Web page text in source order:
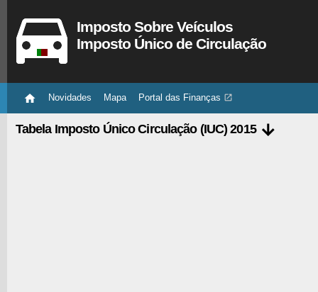
Imposto Sobre Veículos
Imposto Único de Circulação
 Novidades Mapa Portal das Finanças 
Tabela Imposto Único Circulação (IUC) 2015 